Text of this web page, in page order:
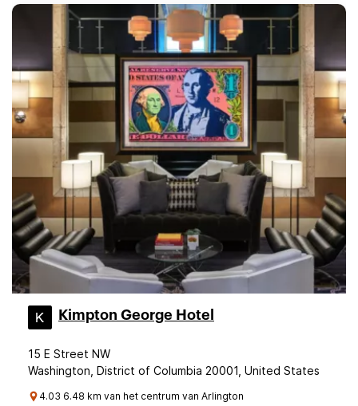
Kimpton George Hotel
15 E Street NW
Washington, District of Columbia 20001, United States
4.03 6.48 km van het centrum van Arlington